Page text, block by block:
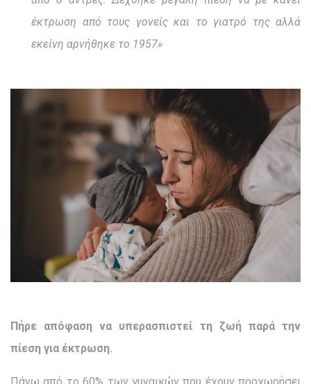
έκτρωση από τους γονείς και το γιατρό της αλλά
εκείνη αρνήθηκε το 1957»
Πήρε απόφαση να υπερασπιστεί τη ζωή παρά την
πίεση για έκτρωση.